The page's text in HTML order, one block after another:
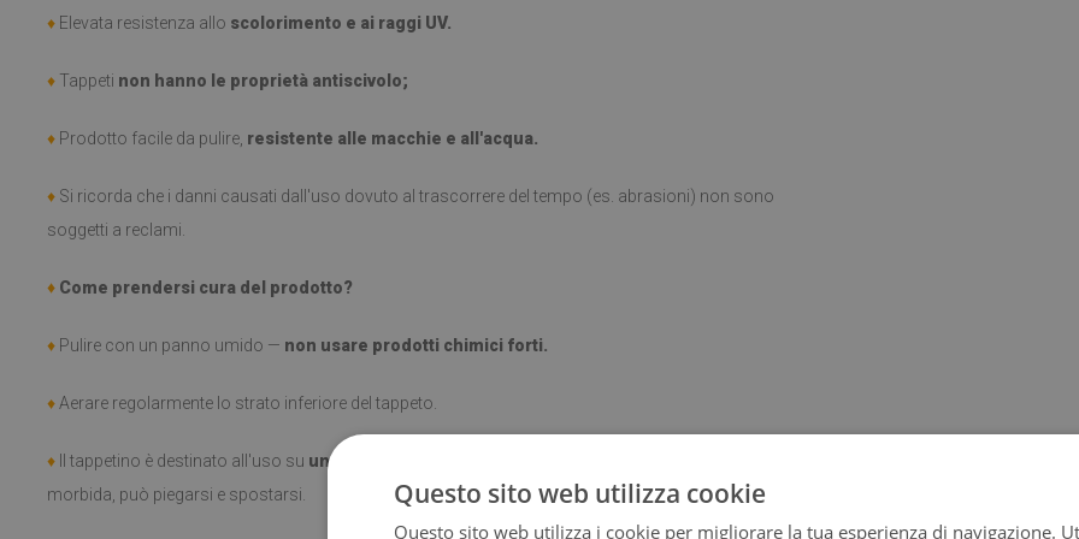
♦ Elevata resistenza allo scolorimento e ai raggi UV.
♦ Tappeti non hanno le proprietà antiscivolo;
♦ Prodotto facile da pulire, resistente alle macchie e all'acqua.
♦ Si ricorda che i danni causati dall'uso dovuto al trascorrere del tempo (es. abrasioni) non sono
soggetti a reclami.
♦ Come prendersi cura del prodotto?
♦ Pulire con un panno umido — non usare prodotti chimici forti.
♦ Aerare regolarmente lo strato inferiore del tappeto.
♦ Il tappetino è destinato all'uso su una superficie dura
morbida, può piegarsi e spostarsi.
Questo sito web utilizza cookie
Questo sito web utilizza i cookie per migliorare la tua esperienza di navigazione.